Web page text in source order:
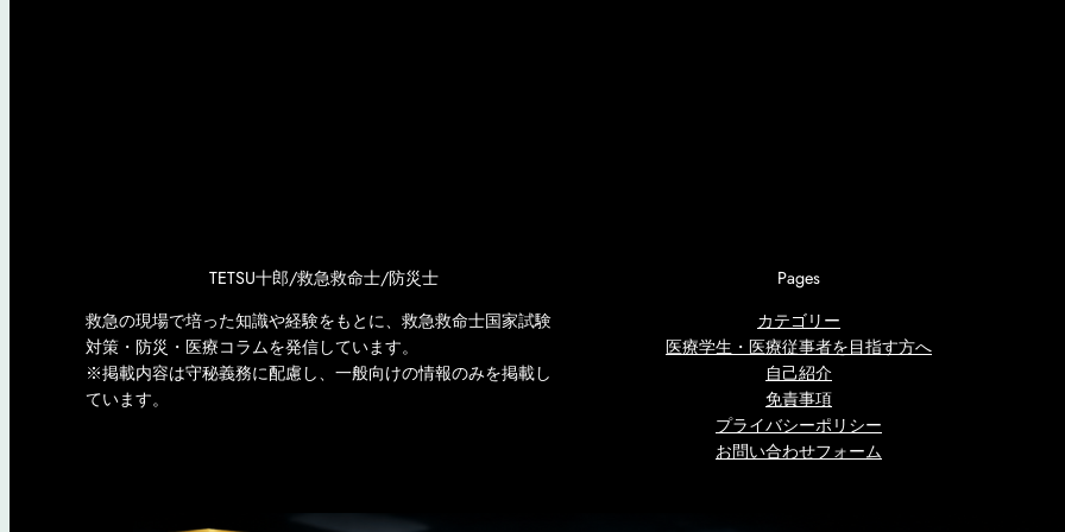
TETSU十郎/救急救命士/防災士
救急の現場で培った知識や経験をもとに、救急救命士国家試験
対策・防災・医療コラムを発信しています。
※掲載内容は守秘義務に配慮し、一般向けの情報のみを掲載し
ています。
Pages
カテゴリー
医療学生・医療従事者を目指す方へ
自己紹介
免責事項
プライバシーポリシー
お問い合わせフォーム